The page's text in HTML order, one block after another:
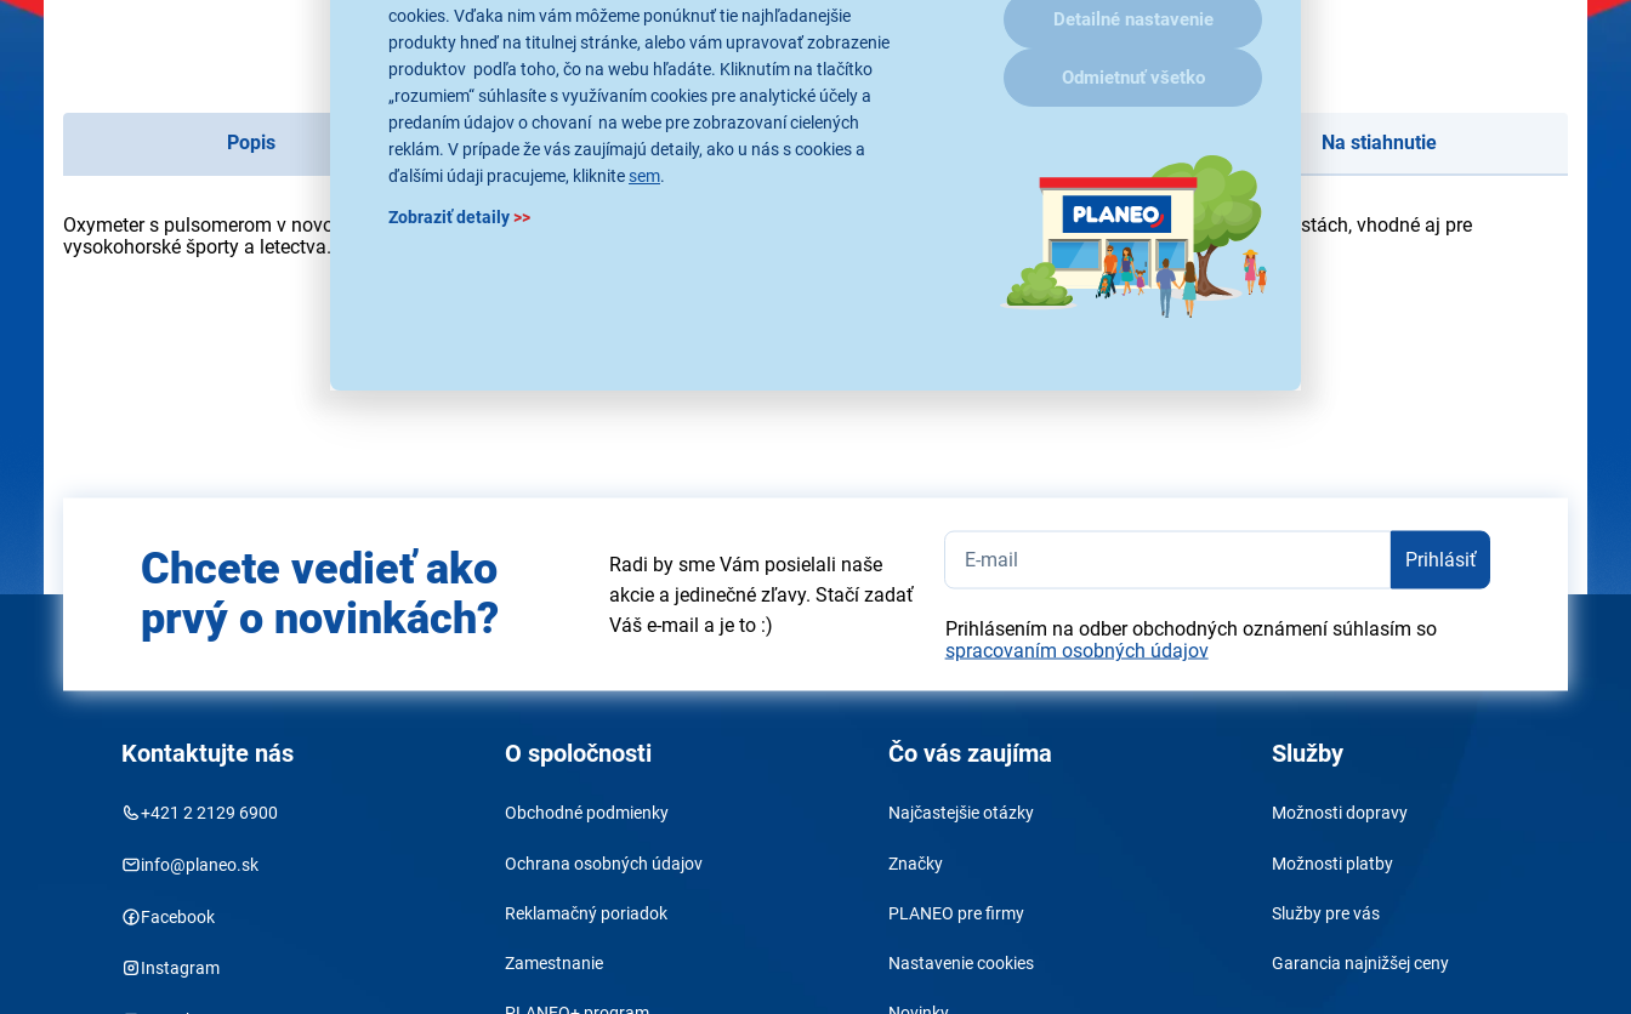
cookies. Vďaka nim vám môžeme ponúknuť tie najhľadanejšie
produkty hneď na titulnej stránke, alebo vám upravovať zobrazenie
produktov podľa toho, čo na webu hľadáte. Kliknutím na tlačítko
„rozumiem“ súhlasíte s využívaním cookies pre analytické účely a
predaním údajov o chovaní na webe pre zobrazovaní cielených
reklám. V prípade že vás zaujímajú detaily, ako u nás s cookies a
ďalšími údaji pracujeme, kliknite sem.
Zobraziť detaily>>
Detailné nastavenie
Odmietnuť všetko
Popis Parametre Na stiahnutie
Oxymeter s pulsomerom v novom dizajne. Meria nasýtenia krvi kyslíkom a pulz. Automatické otáčanie displeja. Vhodné pre použitie doma i na cestách, vhodné aj pre
vysokohorské športy a letectva. 2xAAA.
e-mail
Chcete vedieť ako
prvý o novinkách?
Radi by sme Vám posielali naše
akcie a jedinečné zľavy. Stačí zadať
Váš e-mail a je to :)
Prihlásiť
Prihlásením na odber obchodných oznámení súhlasím so
spracovaním osobných údajov
Kontaktujte nás
+421 2 2129 6900
info@planeo.sk
Facebook
Instagram
O spoločnosti
Obchodné podmienky
Ochrana osobných údajov
Reklamačný poriadok
Zamestnanie
Čo vás zaujíma
Najčastejšie otázky
Značky
PLANEO pre firmy
Nastavenie cookies
Služby
Možnosti dopravy
Možnosti platby
Služby pre vás
Garancia najnižšej ceny